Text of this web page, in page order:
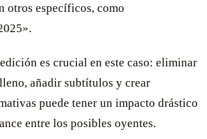
otros específicos, como
es crucial en este caso: eliminar
añadir subtítulos y crear
puede tener un impacto drástico
entre los posibles oyentes.